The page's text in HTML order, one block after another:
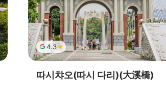
4.3
따시챠오(따시 다리)(大溪橋)